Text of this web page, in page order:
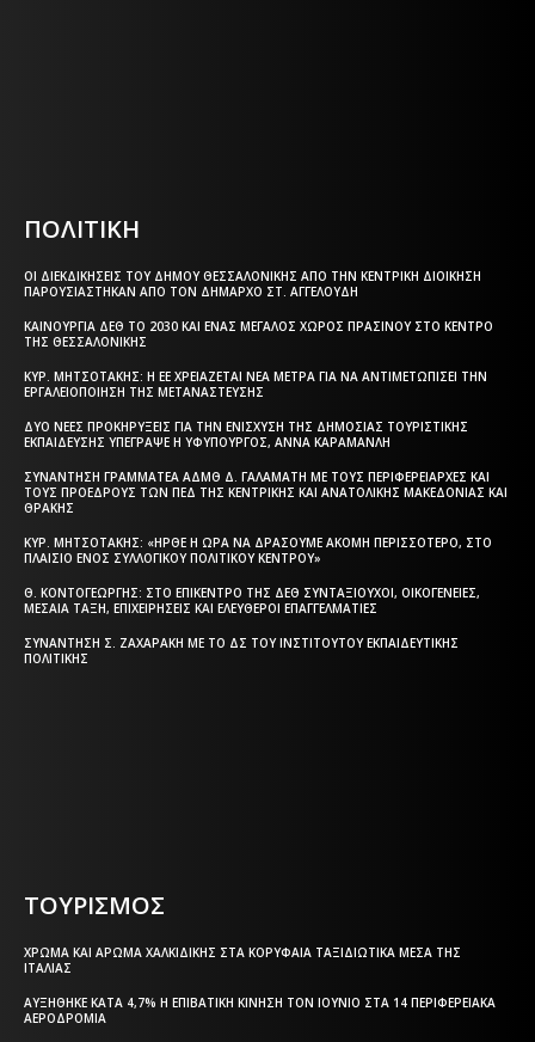
ΠΟΛΙΤΙΚΗ
ΟΙ ΔΙΕΚΔΙΚΉΣΕΙΣ ΤΟΥ ΔΉΜΟΥ ΘΕΣΣΑΛΟΝΊΚΗΣ ΑΠΌ ΤΗΝ ΚΕΝΤΡΙΚΉ ΔΙΟΊΚΗΣΗ
ΠΑΡΟΥΣΙΆΣΤΗΚΑΝ ΑΠΌ ΤΟΝ ΔΉΜΑΡΧΟ ΣΤ. ΑΓΓΕΛΟΎΔΗ
ΚΑΙΝΟΎΡΓΙΑ ΔΕΘ ΤΟ 2030 ΚΑΙ ΈΝΑΣ ΜΕΓΆΛΟΣ ΧΏΡΟΣ ΠΡΑΣΊΝΟΥ ΣΤΟ ΚΈΝΤΡΟ
ΤΗΣ ΘΕΣΣΑΛΟΝΊΚΗΣ
ΚΥΡ. ΜΗΤΣΟΤΆΚΗΣ: Η ΕΕ ΧΡΕΙΆΖΕΤΑΙ ΝΈΑ ΜΈΤΡΑ ΓΙΑ ΝΑ ΑΝΤΙΜΕΤΩΠΊΣΕΙ ΤΗΝ
ΕΡΓΑΛΕΙΟΠΟΊΗΣΗ ΤΗΣ ΜΕΤΑΝΆΣΤΕΥΣΗΣ
ΔΎΟ ΝΈΕΣ ΠΡΟΚΗΡΎΞΕΙΣ ΓΙΑ ΤΗΝ ΕΝΊΣΧΥΣΗ ΤΗΣ ΔΗΜΌΣΙΑΣ ΤΟΥΡΙΣΤΙΚΉΣ
ΕΚΠΑΊΔΕΥΣΗΣ ΥΠΈΓΡΑΨΕ Η ΥΦΥΠΟΥΡΓΌΣ, ΆΝΝΑ ΚΑΡΑΜΑΝΛΉ
ΣΥΝΆΝΤΗΣΗ ΓΡΑΜΜΑΤΈΑ ΑΔΜΘ Δ. ΓΑΛΑΜΆΤΗ ΜΕ ΤΟΥΣ ΠΕΡΙΦΕΡΕΙΆΡΧΕΣ ΚΑΙ
ΤΟΥΣ ΠΡΟΈΔΡΟΥΣ ΤΩΝ ΠΕΔ ΤΗΣ ΚΕΝΤΡΙΚΉΣ ΚΑΙ ΑΝΑΤΟΛΙΚΉΣ ΜΑΚΕΔΟΝΊΑΣ ΚΑΙ
ΘΡΆΚΗΣ
ΚΥΡ. ΜΗΤΣΟΤΆΚΗΣ: «ΉΡΘΕ Η ΏΡΑ ΝΑ ΔΡΆΣΟΥΜΕ ΑΚΌΜΗ ΠΕΡΙΣΣΌΤΕΡΟ, ΣΤΟ
ΠΛΑΊΣΙΟ ΕΝΌΣ ΣΥΛΛΟΓΙΚΟΎ ΠΟΛΙΤΙΚΟΎ ΚΈΝΤΡΟΥ»
Θ. ΚΟΝΤΟΓΕΏΡΓΗΣ: ΣΤΟ ΕΠΊΚΕΝΤΡΟ ΤΗΣ ΔΕΘ ΣΥΝΤΑΞΙΟΎΧΟΙ, ΟΙΚΟΓΈΝΕΙΕΣ,
ΜΕΣΑΊΑ ΤΆΞΗ, ΕΠΙΧΕΙΡΉΣΕΙΣ ΚΑΙ ΕΛΕΎΘΕΡΟΙ ΕΠΑΓΓΕΛΜΑΤΊΕΣ
ΣΥΝΆΝΤΗΣΗ Σ. ΖΑΧΑΡΆΚΗ ΜΕ ΤΟ ΔΣ ΤΟΥ ΙΝΣΤΙΤΟΎΤΟΥ ΕΚΠΑΙΔΕΥΤΙΚΉΣ
ΠΟΛΙΤΙΚΉΣ
ΤΟΥΡΙΣΜΟΣ
ΧΡΏΜΑ ΚΑΙ ΆΡΩΜΑ ΧΑΛΚΙΔΙΚΉΣ ΣΤΑ ΚΟΡΥΦΑΊΑ ΤΑΞΙΔΙΩΤΙΚΆ ΜΈΣΑ ΤΗΣ
ΙΤΑΛΊΑΣ
ΑΥΞΉΘΗΚΕ ΚΑΤΆ 4,7% Η ΕΠΙΒΑΤΙΚΉ ΚΊΝΗΣΗ ΤΟΝ ΙΟΎΝΙΟ ΣΤΑ 14 ΠΕΡΙΦΕΡΕΙΑΚΆ
ΑΕΡΟΔΡΌΜΙΑ